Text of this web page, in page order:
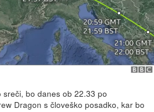
bo danes ob 22.33 po
Dragon s človeško posadko, kar bo